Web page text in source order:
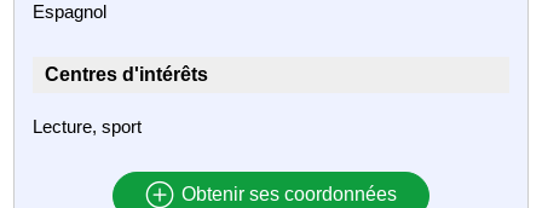
Espagnol
Centres d'intérêts
Lecture, sport
Obtenir ses coordonnées